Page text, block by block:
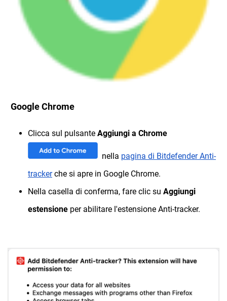
Google Chrome
Clicca sul pulsante Aggiungi a Chrome
nella pagina di Bitdefender Anti-
trackerche si apre in Google Chrome.
Nella casella di conferma, fare clic su Aggiungi
estensione per abilitare l'estensione Anti-tracker.